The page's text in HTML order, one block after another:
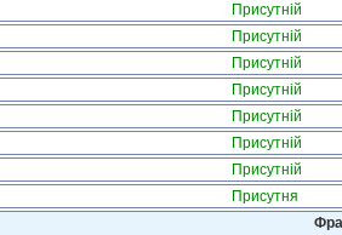
Присутній
Присутній
Присутній
Присутній
Присутній
Присутній
Присутній
Присутня